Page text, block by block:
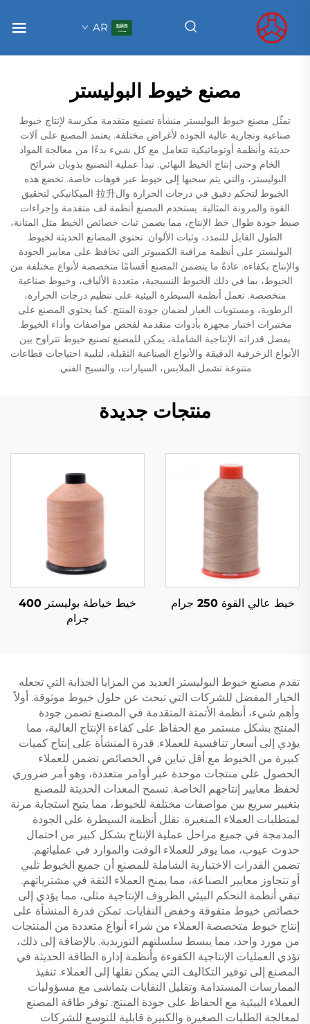
AR
مصنع خيوط البوليستر
تمثّل مصنع خيوط البوليستر منشأة تصنيع متقدمة مكرسة لإنتاج خيوط
صناعية وتجارية عالية الجودة لأغراض مختلفة. يعتمد المصنع على آلات
حديثة وأنظمة أوتوماتيكية تتعامل مع كل شيء بدءًا من معالجة المواد
الخام وحتى إنتاج الخيط النهائي. تبدأ عملية التصنيع بذوبان شرائح
البوليستر، والتي يتم سحبها إلى خيوط عبر فوهات خاصة. تخضع هذه
الخيوط لتحكم دقيق في درجات الحرارة وال拉升 الميكانيكي لتحقيق
القوة والمرونة المثالية. يستخدم المصنع أنظمة لف متقدمة وإجراءات
ضبط جودة طوال خط الإنتاج، مما يضمن ثبات خصائص الخيط مثل المتانة،
الطول القابل للتمدد، وثبات الألوان. تحتوي المصانع الحديثة لخيوط
البوليستر على أنظمة مراقبة الكمبيوتر التي تحافظ على معايير الجودة
والإنتاج بكفاءة. عادةً ما يتضمن المصنع أقسامًا متخصصة لأنواع مختلفة من
الخيوط، بما في ذلك الخيوط النسيجية، متعددة الألياف، وخيوط صناعية
متخصصة. تعمل أنظمة السيطرة البيئية على تنظيم درجات الحرارة،
الرطوبة، ومستويات الغبار لضمان جودة المنتج. كما يحتوي المصنع على
مختبرات اختبار مجهزة بأدوات متقدمة لفحص مواصفات وأداء الخيوط.
بفضل قدراته الإنتاجية الشاملة، يمكن للمصنع تصنيع خيوط تتراوح بين
الأنواع الزخرفية الدقيقة والأنواع الصناعية الثقيلة، لتلبية احتياجات قطاعات
متنوعة تشمل الملابس، السيارات، والنسيج الفني.
منتجات جديدة
خيط عالي القوة 250 جرام
خيط خياطة بوليستر 400
جرام
تقدم مصنع خيوط البوليستر العديد من المزايا الجذابة التي تجعله
الخيار المفضل للشركات التي تبحث عن حلول خيوط موثوقة. أولاً
وأهم شيء، أنظمة الأتمتة المتقدمة في المصنع تضمن جودة
المنتج بشكل مستمر مع الحفاظ على كفاءة الإنتاج العالية، مما
يؤدي إلى أسعار تنافسية للعملاء. قدرة المنشأة على إنتاج كميات
كبيرة من الخيوط مع أقل تباين في الخصائص تضمن للعملاء
الحصول على منتجات موحدة عبر أوامر متعددة، وهو أمر ضروري
لحفظ معايير إنتاجهم الخاصة. تسمح المعدات الحديثة للمصنع
بتغيير سريع بين مواصفات مختلفة للخيوط، مما يتيح استجابة مرنة
لمتطلبات العملاء المتغيرة. تقلل أنظمة السيطرة على الجودة
المدمجة في جميع مراحل عملية الإنتاج بشكل كبير من احتمال
حدوث عيوب، مما يوفر للعملاء الوقت والموارد في عملياتهم.
تضمن القدرات الاختبارية الشاملة للمصنع أن جميع الخيوط تلبي
أو تتجاوز معايير الصناعة، مما يمنح العملاء الثقة في مشترياتهم.
تبقي أنظمة التحكم البيئي الظروف الإنتاجية مثلى، مما يؤدي إلى
خصائص خيوط متفوقة وخفض النفايات. تمكن قدرة المنشأة على
إنتاج خيوط متخصصة العملاء من شراء أنواع متعددة من المنتجات
من مورد واحد، مما يبسط سلسلتهم التوريدية. بالإضافة إلى ذلك،
تؤدي العمليات الإنتاجية الكفوءة وأنظمة إدارة الطاقة الحديثة في
المصنع إلى توفير التكاليف التي يمكن نقلها إلى العملاء. تنفيذ
الممارسات المستدامة وتقليل النفايات يتماشى مع مسؤوليات
العملاء البيئية مع الحفاظ على جودة المنتج. توفر طاقة المصنع
لمعالجة الطلبات الصغيرة والكبيرة قابلية للتوسع للشركات